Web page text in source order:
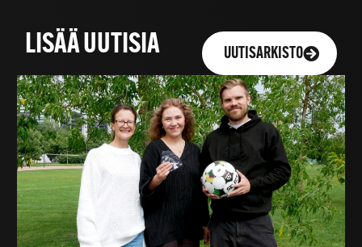
LISÄÄ UUTISIA UUTISARKISTO